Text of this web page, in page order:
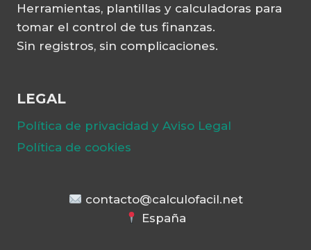
Herramientas, plantillas y calculadoras para
tomar el control de tus finanzas.
Sin registros, sin complicaciones.
LEGAL
Política de privacidad y Aviso Legal
Política de cookies
contacto@calculofacil.net
España